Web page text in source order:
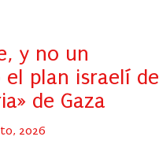
y no un
plan israelí de
de Gaza
2026